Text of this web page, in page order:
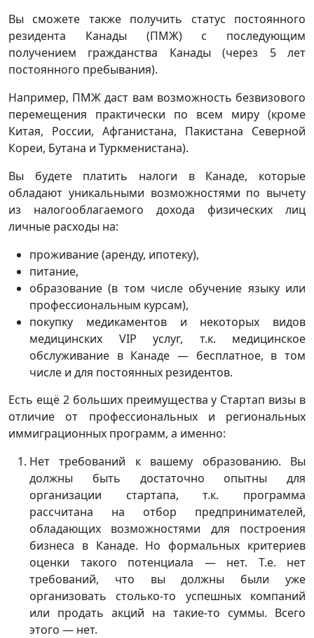
Вы сможете также получить статус постоянного
резидента Канады (ПМЖ) с последующим
получением гражданства Канады (через 5 лет
постоянного пребывания).
Например, ПМЖ даст вам возможность безвизового
перемещения практически по всем миру (кроме
Китая, России, Афганистана, Пакистана Северной
Кореи, Бутана и Туркменистана).
Вы будете платить налоги в Канаде, которые
обладают уникальными возможностями по вычету
из налогооблагаемого дохода физических лиц
личные расходы на:
проживание (аренду, ипотеку),
питание,
образование (в том числе обучение языку или
профессиональным курсам),
покупку медикаментов и некоторых видов
медицинских VIP услуг, т.к. медицинское
обслуживание в Канаде — бесплатное, в том
числе и для постоянных резидентов.
Есть ещё 2 больших преимущества у Стартап визы в
отличие от профессиональных и региональных
иммиграционных программ, а именно:
Нет требований к вашему образованию. Вы
должны быть достаточно опытны для
организации стартапа, т.к. программа
рассчитана на отбор предпринимателей,
обладающих возможностями для построения
бизнеса в Канаде. Но формальных критериев
оценки такого потенциала — нет. Т.е. нет
требований, что вы должны были уже
организовать столько-то успешных компаний
или продать акций на такие-то суммы. Всего
этого — нет.